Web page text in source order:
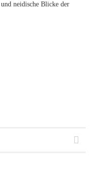
neidische Blicke der